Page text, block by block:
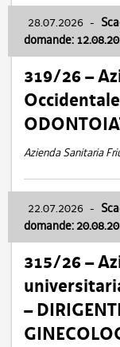
28.07.2026 -
domande:
319/26 –
Azienda Sanitaria
22.07.2026 -
domande:
315/26 –
–